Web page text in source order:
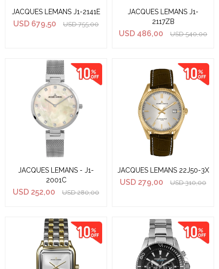
JACQUES LEMANS J1-2141E
USD 679,50 USD 755,00
JACQUES LEMANS J1-
2117ZB
USD 486,00 USD 540,00
JACQUES LEMANS - J1-
2001C
USD 252,00 USD 280,00
JACQUES LEMANS 22J50-3X
USD 279,00 USD 310,00